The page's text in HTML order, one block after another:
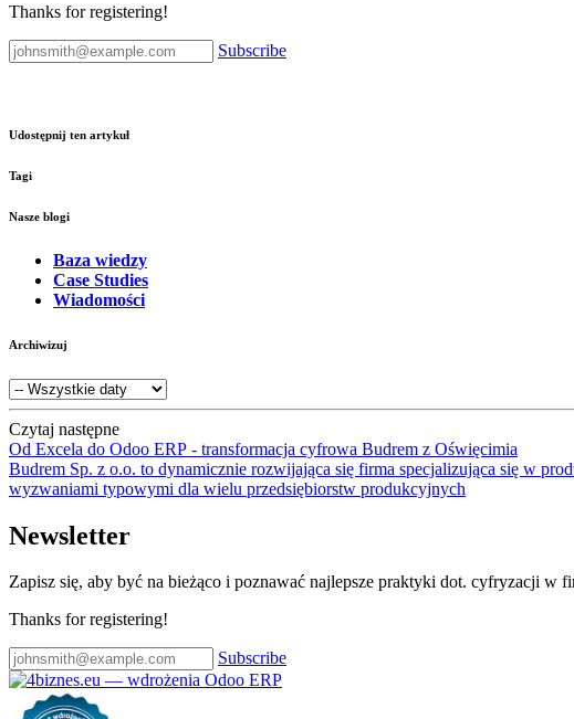
Thanks for registering!
Subscribe
Udostępnij ten artykuł
Tagi
Nasze blogi
Baza wiedzy
Case Studies
Wiadomości
Archiwizuj
Czytaj następne
Od Excela do Odoo ERP - transformacja cyfrowa Budrem z Oświęcimia
Budrem Sp. z o.o. to dynamicznie rozwijająca się firma specjalizująca się w
wyzwaniami typowymi dla wielu przedsiębiorstw produkcyjnych
Newsletter
Zapisz się, aby być na bieżąco i poznawać najlepsze praktyki dot. cyfryzacji w
Thanks for registering!
Subscribe